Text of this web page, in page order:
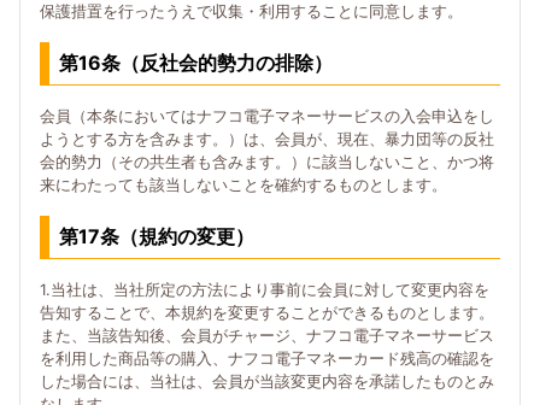
保護措置を行ったうえで収集・利用することに同意します。
第16条（反社会的勢力の排除）
会員（本条においてはナフコ電子マネーサービスの入会申込をし
ようとする方を含みます。）は、会員が、現在、暴力団等の反社
会的勢力（その共生者も含みます。）に該当しないこと、かつ将
来にわたっても該当しないことを確約するものとします。
第17条（規約の変更）
1.当社は、当社所定の方法により事前に会員に対して変更内容を
告知することで、本規約を変更することができるものとします。
また、当該告知後、会員がチャージ、ナフコ電子マネーサービス
を利用した商品等の購入、ナフコ電子マネーカード残高の確認を
した場合には、当社は、会員が当該変更内容を承諾したものとみ